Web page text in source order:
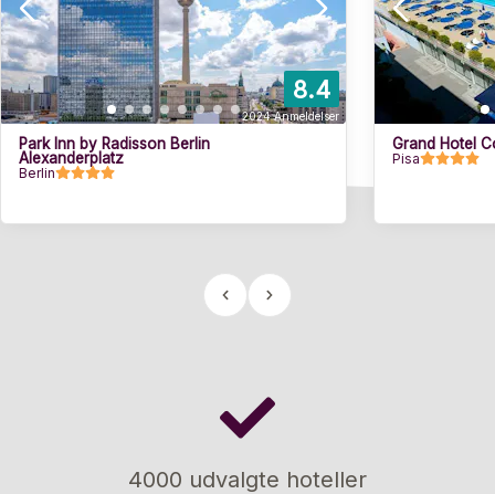
Park Inn by Radisson Berlin
Alexanderplatz
Berlin
2024 Anmeldelser
8.4
Grand Hotel
Pisa
4000 udvalgte hoteller